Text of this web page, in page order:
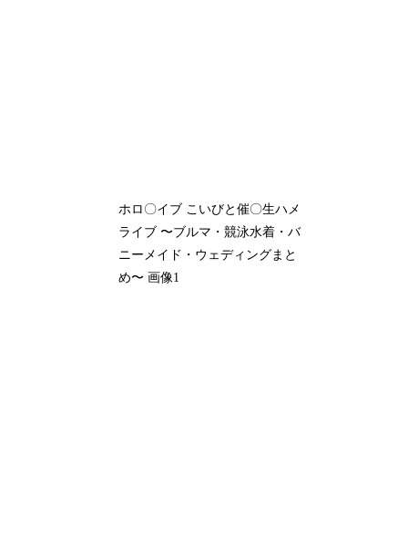
ホロ〇イブ こいびと催〇生ハメ
ライブ 〜ブルマ・競泳水着・バ
ニーメイド・ウェディングまと
め〜 画像1